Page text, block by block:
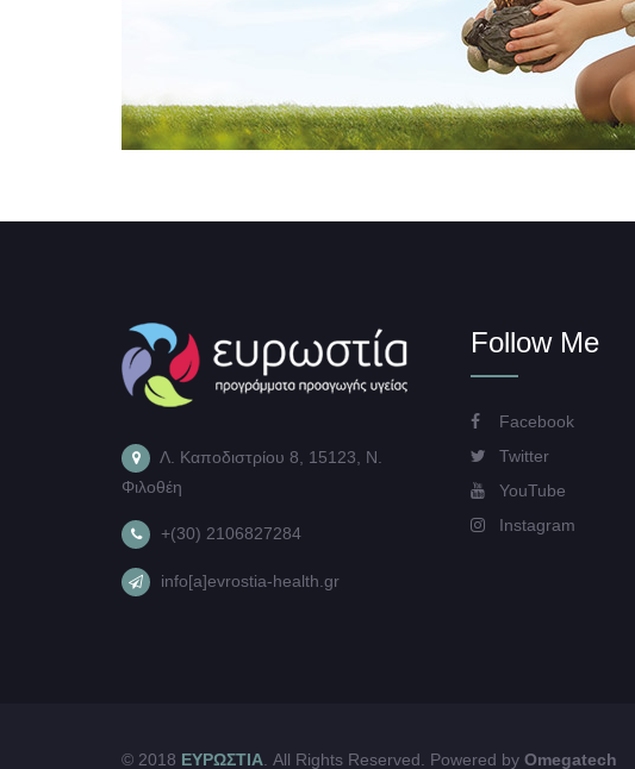
Λ. Καποδιστρίου 8, 15123, Ν.
Φιλοθέη
+(30) 2106827284
info[a]evrostia-health.gr
Follow Me
Facebook
Twitter
YouTube
Instagram
© 2018 ΕΥΡΩΣΤΙΑ . All Rights Reserved. Powered by Omegatech